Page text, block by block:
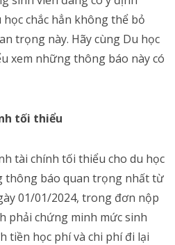
học chắc hẳn không thể bỏ
trọng này. Hãy cùng Du học
xem những thông báo này có
tối thiểu
tài chính tối thiểu cho du học
thông báo quan trọng nhất từ
01/01/2024, trong đơn nộp
phải chứng minh mức sinh
tiền học phí và chi phí đi lại